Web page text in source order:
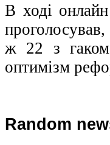
В ході
ж 22 з гаком
оптимізм
Random